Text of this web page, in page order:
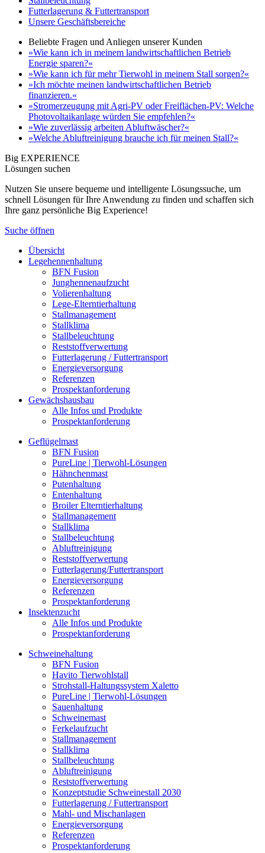
Futterlagerung & Futtertransport
Unsere Geschäftsbereiche
Beliebte Fragen und Anliegen unserer Kunden
»Wie kann ich in meinem landwirtschaftlichen Betrieb
Energie sparen?«
»Wie kann ich für mehr Tierwohl in meinem Stall sorgen?«
»Ich möchte meinen landwirtschaftlichen Betrieb
finanzieren.«
»Stromerzeugung mit Agri-PV oder Freiflächen-PV: Welche
Photovoltaikanlage würden Sie empfehlen?«
»Wie zuverlässig arbeiten Abluftwäscher?«
»Welche Abluftreinigung brauche ich für meinen Stall?«
Big EXPERIENCE
Lösungen suchen
Nutzen Sie unsere bequeme und intelligente Lösungssuche, um
schnell Lösungen für Ihre Anwendung zu finden und schaffen sich
Ihre ganz persönliche Big Experience!
Suche öffnen
Übersicht
Legehennenhaltung
BFN Fusion
Junghennenaufzucht
Volierenhaltung
Lege-Elterntierhaltung
Stallmanagement
Stallklima
Stallbeleuchtung
Reststoffverwertung
Futterlagerung / Futtertransport
Energieversorgung
Referenzen
Prospektanforderung
Gewächshausbau
Alle Infos und Produkte
Prospektanforderung
Geflügelmast
BFN Fusion
PureLine | Tierwohl-Lösungen
Hähnchenmast
Putenhaltung
Entenhaltung
Broiler Elterntierhaltung
Stallmanagement
Stallklima
Stallbeleuchtung
Abluftreinigung
Reststoffverwertung
Futterlagerung/Futtertransport
Energieversorgung
Referenzen
Prospektanforderung
Insektenzucht
Alle Infos und Produkte
Prospektanforderung
Schweinehaltung
BFN Fusion
Havito Tierwohlstall
Strohstall-Haltungssystem Xaletto
PureLine | Tierwohl-Lösungen
Sauenhaltung
Schweinemast
Ferkelaufzucht
Stallmanagement
Stallklima
Stallbeleuchtung
Abluftreinigung
Reststoffverwertung
Konzeptstudie Schweinestall 2030
Futterlagerung / Futtertransport
Mahl- und Mischanlagen
Energieversorgung
Referenzen
Prospektanforderung